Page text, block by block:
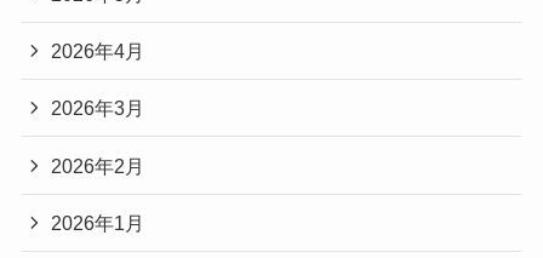
2026年4月
2026年3月
2026年2月
2026年1月